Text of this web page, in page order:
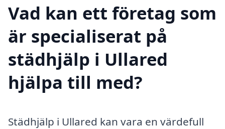
Vad kan ett företag som
är specialiserat på
städhjälp i Ullared
hjälpa till med?
Städhjälp i Ullared kan vara en värdefull